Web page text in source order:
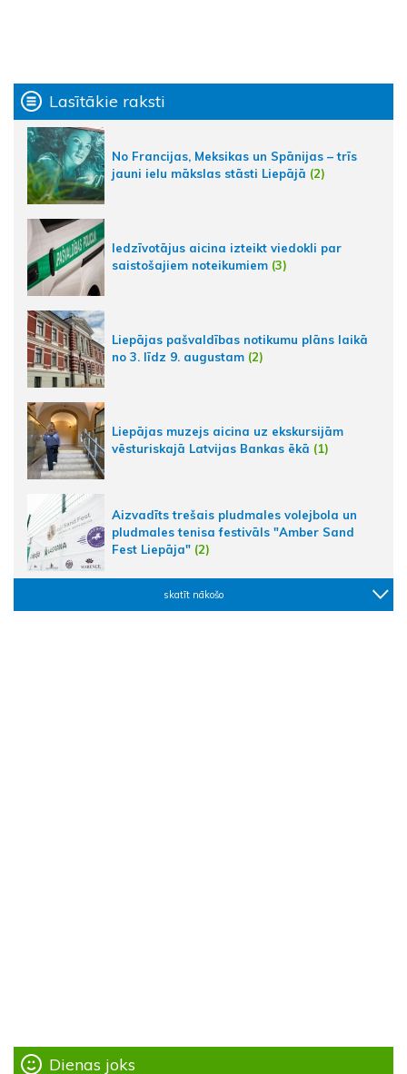
Lasītākie raksti
No Francijas, Meksikas un Spānijas – trīs
jauni ielu mākslas stāsti Liepājā (2)
Iedzīvotājus aicina izteikt viedokli par
saistošajiem noteikumiem (3)
Liepājas pašvaldības notikumu plāns laikā
no 3. līdz 9. augustam (2)
Liepājas muzejs aicina uz ekskursijām
vēsturiskajā Latvijas Bankas ēkā (1)
Aizvadīts trešais pludmales volejbola un
pludmales tenisa festivāls "Amber Sand
Fest Liepāja" (2)
skatīt nākošo
Dienas joks